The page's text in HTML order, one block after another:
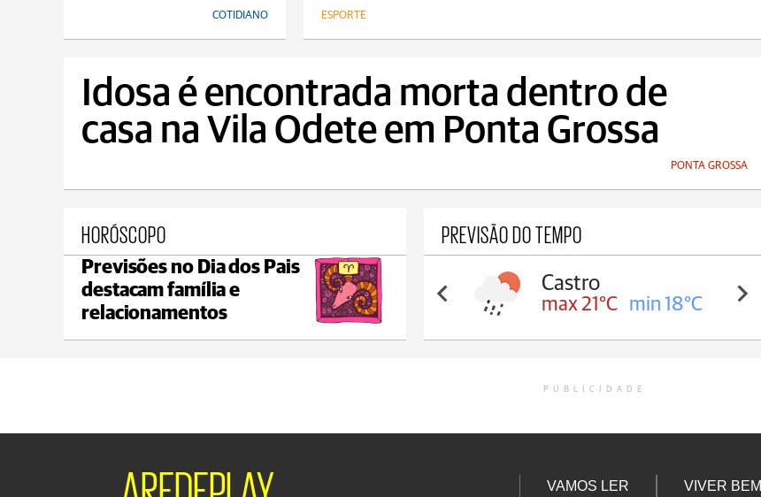
ESPORTE
COTIDIANO
Idosa é encontrada morta dentro de
casa na Vila Odete em Ponta Grossa
PONTA GROSSA
HORÓSCOPO
Previsões no Dia dos Pais
destacam família e
relacionamentos
PREVISÃO DO TEMPO
Ponta Grossa
max 20°C min 18°C
Castro
max 21°C min 18°C
PUBLICIDADE
AREDEPLAY VAMOS LER VIVER BEM